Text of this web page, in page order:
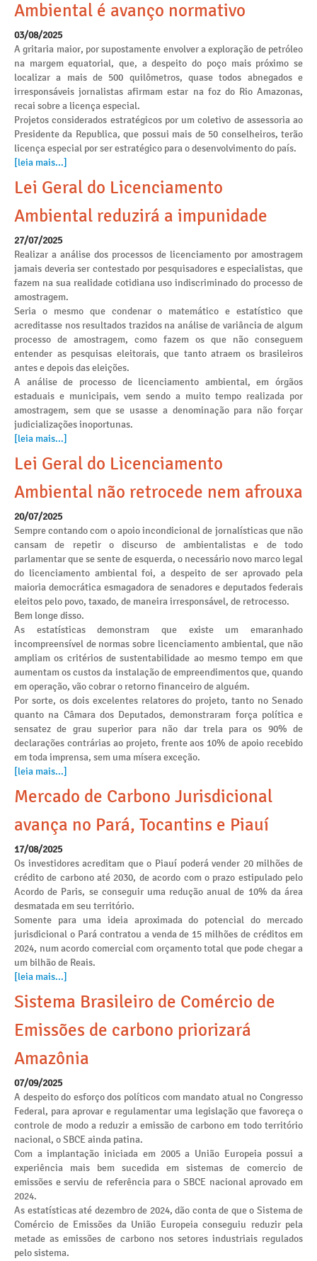
Ambiental é avanço normativo
03/08/2025
A gritaria maior, por supostamente envolver a exploração de petróleo
na margem equatorial, que, a despeito do poço mais próximo se
localizar a mais de 500 quilômetros, quase todos abnegados e
irresponsáveis jornalistas afirmam estar na foz do Rio Amazonas,
recai sobre a licença especial.
Projetos considerados estratégicos por um coletivo de assessoria ao
Presidente da Republica, que possui mais de 50 conselheiros, terão
licença especial por ser estratégico para o desenvolvimento do país.
[leia mais...]
Lei Geral do Licenciamento
Ambiental reduzirá a impunidade
27/07/2025
Realizar a análise dos processos de licenciamento por amostragem
jamais deveria ser contestado por pesquisadores e especialistas, que
fazem na sua realidade cotidiana uso indiscriminado do processo de
amostragem.
Seria o mesmo que condenar o matemático e estatístico que
acreditasse nos resultados trazidos na análise de variância de algum
processo de amostragem, como fazem os que não conseguem
entender as pesquisas eleitorais, que tanto atraem os brasileiros
antes e depois das eleições.
A análise de processo de licenciamento ambiental, em órgãos
estaduais e municipais, vem sendo a muito tempo realizada por
amostragem, sem que se usasse a denominação para não forçar
judicializações inoportunas.
[leia mais...]
Lei Geral do Licenciamento
Ambiental não retrocede nem afrouxa
20/07/2025
Sempre contando com o apoio incondicional de jornalísticas que não
cansam de repetir o discurso de ambientalistas e de todo
parlamentar que se sente de esquerda, o necessário novo marco legal
do licenciamento ambiental foi, a despeito de ser aprovado pela
maioria democrática esmagadora de senadores e deputados federais
eleitos pelo povo, taxado, de maneira irresponsável, de retrocesso.
Bem longe disso.
As estatísticas demonstram que existe um emaranhado
incompreensível de normas sobre licenciamento ambiental, que não
ampliam os critérios de sustentabilidade ao mesmo tempo em que
aumentam os custos da instalação de empreendimentos que, quando
em operação, vão cobrar o retorno financeiro de alguém.
Por sorte, os dois excelentes relatores do projeto, tanto no Senado
quanto na Câmara dos Deputados, demonstraram força política e
sensatez de grau superior para não dar trela para os 90% de
declarações contrárias ao projeto, frente aos 10% de apoio recebido
em toda imprensa, sem uma mísera exceção.
[leia mais...]
Mercado de Carbono Jurisdicional
avança no Pará, Tocantins e Piauí
17/08/2025
Os investidores acreditam que o Piauí poderá vender 20 milhões de
crédito de carbono até 2030, de acordo com o prazo estipulado pelo
Acordo de Paris, se conseguir uma redução anual de 10% da área
desmatada em seu território.
Somente para uma ideia aproximada do potencial do mercado
jurisdicional o Pará contratou a venda de 15 milhões de créditos em
2024, num acordo comercial com orçamento total que pode chegar a
um bilhão de Reais.
[leia mais...]
Sistema Brasileiro de Comércio de
Emissões de carbono priorizará
Amazônia
07/09/2025
A despeito do esforço dos políticos com mandato atual no Congresso
Federal, para aprovar e regulamentar uma legislação que favoreça o
controle de modo a reduzir a emissão de carbono em todo território
nacional, o SBCE ainda patina.
Com a implantação iniciada em 2005 a União Europeia possui a
experiência mais bem sucedida em sistemas de comercio de
emissões e serviu de referência para o SBCE nacional aprovado em
2024.
As estatísticas até dezembro de 2024, dão conta de que o Sistema de
Comércio de Emissões da União Europeia conseguiu reduzir pela
metade as emissões de carbono nos setores industriais regulados
pelo sistema.